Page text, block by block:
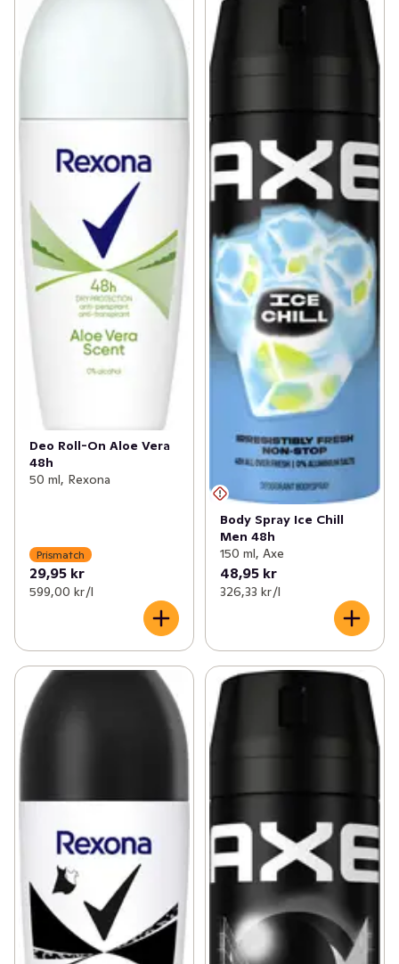
Deo Roll-On Aloe Vera
48h
50 ml, Rexona
Prismatch
29,95 kr
599,00 kr /l
Body Spray Ice Chill
Men 48h
150 ml, Axe
48,95 kr
326,33 kr /l